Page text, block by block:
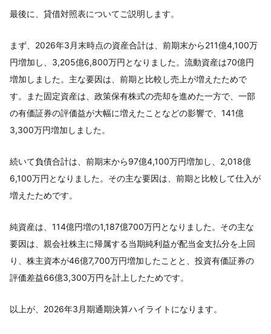
最後に、貸借対照表についてご説明します。
まず、2026年3月末時点の資産合計は、前期末から211億4,100万
円増加し、3,205億6,800万円となりました。流動資産は70億円
増加しました。主な要因は、前期と比較し売上が増えたためで
す。また固定資産は、政策保有株式の売却を進めた一方で、一部
の有価証券の評価益が大幅に増えたことなどの影響で、141億
3,300万円増加しました。
続いて負債合計は、前期末から97億4,100万円増加し、2,018億
6,100万円となりました。その主な要因は、前期と比較して仕入が
増えたためです。
純資産は、114億円増の1,187億700万円となりました。その主な
要因は、親会社株主に帰属する当期純利益が配当金支払分を上回
り、株主資本が46億7,700万円増加したことと、投資有価証券の
評価差益66億3,300万円を計上したためです。
以上が、2026年3月期通期決算ハイライトになります。